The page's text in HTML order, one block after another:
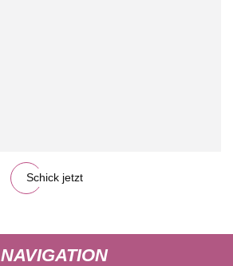
Schick jetzt
NAVIGATION